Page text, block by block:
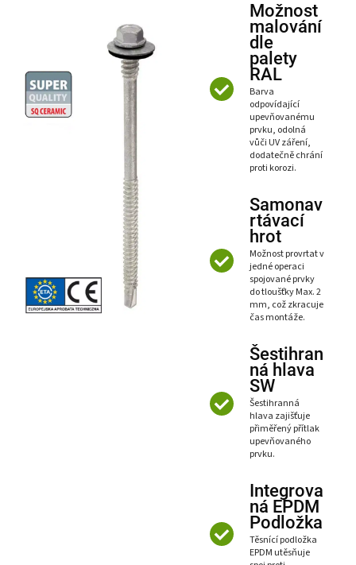
Možnost
malování
dle
palety
RAL
Barva
odpovídající
upevňovanému
prvku, odolná
vůči UV záření,
dodatečně chrání
proti korozi.
Samonav
rtávací
hrot
Možnost provrtat v
jedné operaci
spojované prvky
do tloušťky Max. 2
mm, což zkracuje
čas montáže.
Šestihran
ná hlava
SW
Šestihranná
hlava zajišťuje
přiměřený přítlak
upevňovaného
prvku.
Integrova
ná EPDM
Podložka
Těsnící podložka
EPDM utěsňuje